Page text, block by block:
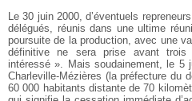
Le 30 juin 2000, d’éventuels
délégués, réunis dans une ultime
poursuite de la production, avec une
définitive ne sera prise avant trois
intéressé ». Mais soudainement, le 5
Charleville-Mézières (la préfecture du
60 000 habitants distante de 70